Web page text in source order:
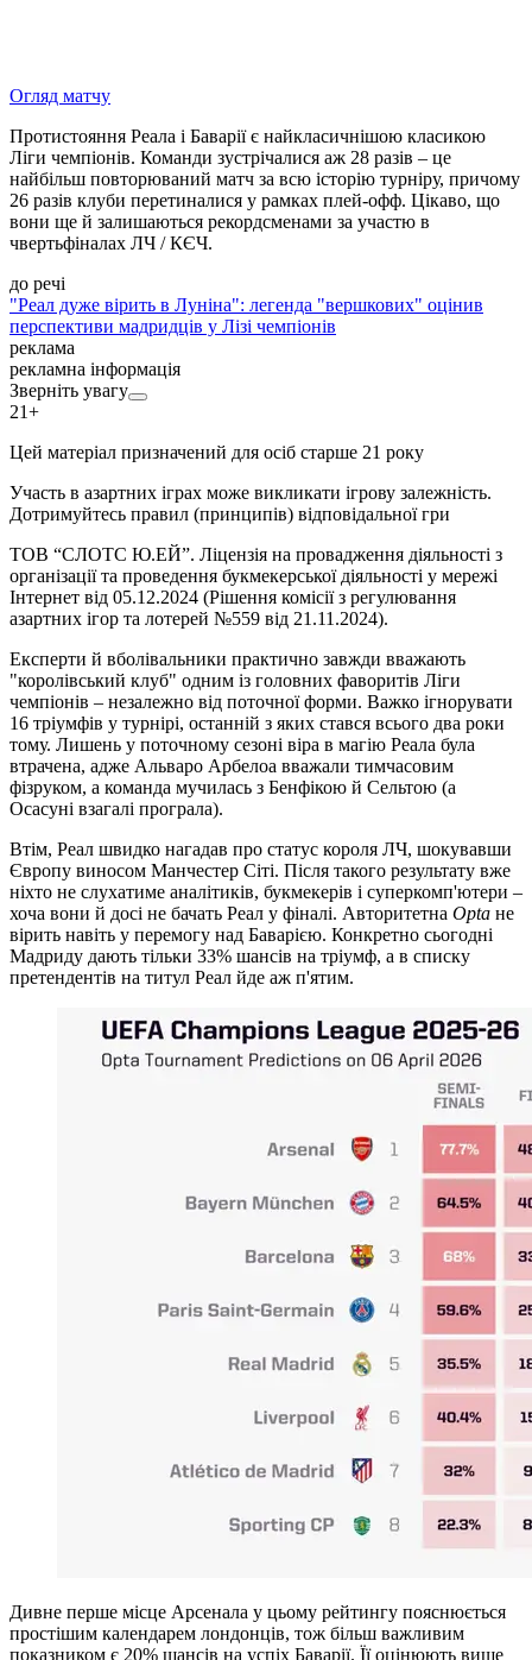
Огляд матчу
Протистояння Реала і Баварії є найкласичнішою класикою
Ліги чемпіонів. Команди зустрічалися аж 28 разів – це
найбільш повторюваний матч за всю історію турніру, причому
26 разів клуби перетиналися у рамках плей-офф. Цікаво, що
вони ще й залишаються рекордсменами за участю в
чвертьфіналах ЛЧ / КЄЧ.
до речі
"Реал дуже вірить в Луніна": легенда "вершкових" оцінив
перспективи мадридців у Лізі чемпіонів
реклама
рекламна інформація
Зверніть увагу
21+
Цей матеріал призначений для осіб старше 21 року
Участь в азартних іграх може викликати ігрову залежність.
Дотримуйтесь правил (принципів) відповідальної гри
ТОВ “СЛОТС Ю.ЕЙ”. Ліцензія на провадження діяльності з
організації та проведення букмекерської діяльності у мережі
Інтернет від 05.12.2024 (Рішення комісії з регулювання
азартних ігор та лотерей №559 від 21.11.2024).
Експерти й вболівальники практично завжди вважають
"королівський клуб" одним із головних фаворитів Ліги
чемпіонів – незалежно від поточної форми. Важко ігнорувати
16 тріумфів у турнірі, останній з яких стався всього два роки
тому. Лишень у поточному сезоні віра в магію Реала була
втрачена, адже Альваро Арбелоа вважали тимчасовим
фізруком, а команда мучилась з Бенфікою й Сельтою (а
Осасуні взагалі програла).
Втім, Реал швидко нагадав про статус короля ЛЧ, шокувавши
Європу виносом Манчестер Сіті. Після такого результату вже
ніхто не слухатиме аналітиків, букмекерів і суперкомп'ютери –
хоча вони й досі не бачать Реал у фіналі. Авторитетна Opta не
вірить навіть у перемогу над Баварією. Конкретно сьогодні
Мадриду дають тільки 33% шансів на тріумф, а в списку
претендентів на титул Реал йде аж п'ятим.
Дивне перше місце Арсенала у цьому рейтингу пояснюється
простішим календарем лондонців, тож більш важливим
показником є 20% шансів на успіх Баварії. Її оцінюють вище